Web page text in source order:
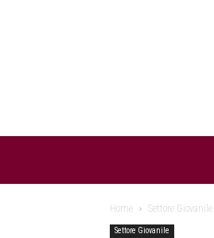
Home Settore Giovanile
Settore Giovanile